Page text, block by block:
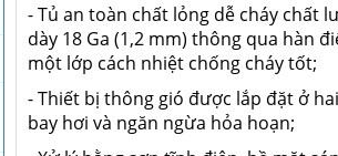
- Tủ an toàn chất lỏng dễ cháy chất
dày 18 Ga (1,2 mm) thông qua hàn
một lớp cách nhiệt chống cháy tốt;
- Thiết bị thông gió được lắp đặt ở
bay hơi và ngăn ngừa hỏa hoạn;